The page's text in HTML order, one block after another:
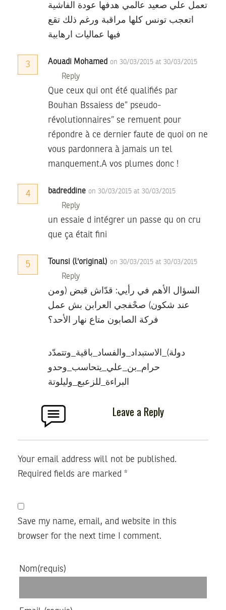
تعمل علي صعيد عالمي هدفها عودة الفاشية
اتعجب تونس كلها مراقبة ورغم ذلك تقع
فيها عماليات ارهابية
3 Aouadi Mohamed on 30/03/2015 at 30/03/2015
Reply
Que ceux qui ont été qualifiés par
Bouhan Bssaiess de” pseudo-
révolutionnaires” se remuent pour
répondre à ce dernier faute de quoi on ne
vous pardonnera à jamais un tel
manquement.A vos plumes donc !
4 badreddine on 30/03/2015 at 30/03/2015
Reply
un essaie d intégrer un passe qu on cru
que ça était fini
5 Tounsi (l'original) on 30/03/2015 at 30/03/2015
Reply
السؤال الأهم في رأيي: قدّاش قبض (ومن
عند شكون) صحْفجي العرابن بش عمل
فركة الصابون متاع نهار الأحد؟
دولة)_الاستبداد_والفساد_باقية_وتتمدّد
حرام_بن_علي_يتحاسب_وحدو
البراءة_للزعبع_وليلوتة
Leave a Reply
Your email address will not be published.
Required fields are marked *
Save my name, email, and website in this
browser for the next time I comment.
Nom(requis)